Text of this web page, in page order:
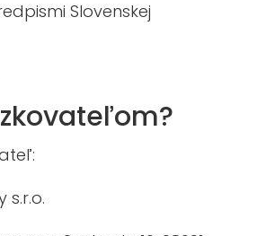
Slovenskej
s.r.o.